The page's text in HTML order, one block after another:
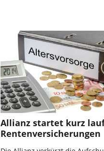
Allianz startet kurz
Rentenversicherungen